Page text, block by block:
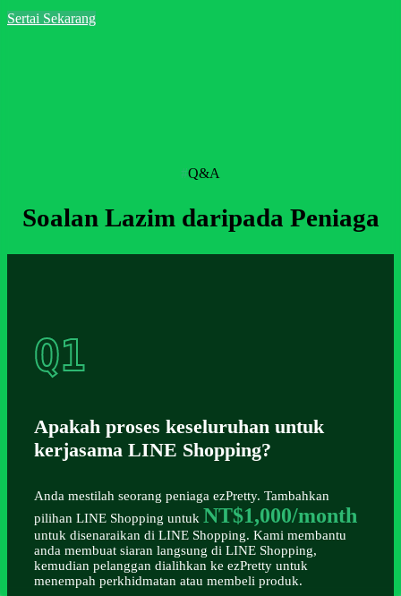
Sertai Sekarang
#Q&A
Soalan Lazim daripada Peniaga
Q1
Apakah proses keseluruhan untuk
kerjasama LINE Shopping?
Anda mestilah seorang peniaga ezPretty. Tambahkan
pilihan LINE Shopping untuk NT$1,000/month
untuk disenaraikan di LINE Shopping. Kami membantu
anda membuat siaran langsung di LINE Shopping,
kemudian pelanggan dialihkan ke ezPretty untuk
menempah perkhidmatan atau membeli produk.